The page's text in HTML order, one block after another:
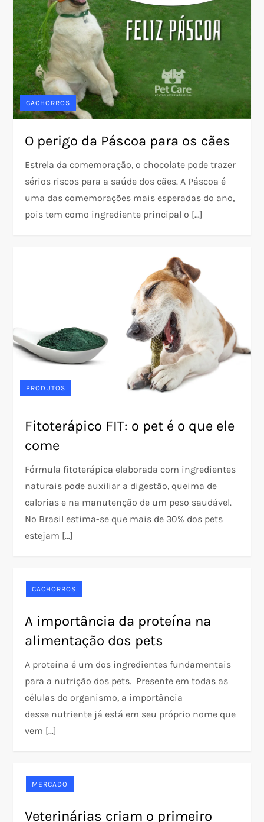
CACHORROS
O perigo da Páscoa para os cães
Estrela da comemoração, o chocolate pode trazer
sérios riscos para a saúde dos cães. A Páscoa é
uma das comemorações mais esperadas do ano,
pois tem como ingrediente principal o […]
PRODUTOS
Fitoterápico FIT: o pet é o que ele
come
Fórmula fitoterápica elaborada com ingredientes
naturais pode auxiliar a digestão, queima de
calorias e na manutenção de um peso saudável.
No Brasil estima-se que mais de 30% dos pets
estejam […]
CACHORROS
A importância da proteína na
alimentação dos pets
A proteína é um dos ingredientes fundamentais
para a nutrição dos pets. Presente em todas as
células do organismo, a importância
desse nutriente já está em seu próprio nome que
vem […]
MERCADO
Veterinárias criam o primeiro